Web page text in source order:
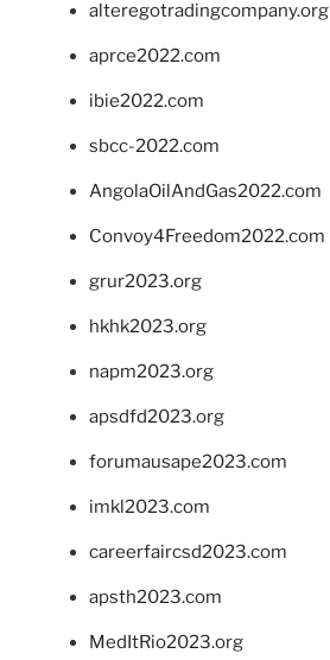
alteregotradingcompany.org
aprce2022.com
ibie2022.com
sbcc-2022.com
AngolaOilAndGas2022.com
Convoy4Freedom2022.com
grur2023.org
hkhk2023.org
napm2023.org
apsdfd2023.org
forumausape2023.com
imkl2023.com
careerfaircsd2023.com
apsth2023.com
MedItRio2023.org